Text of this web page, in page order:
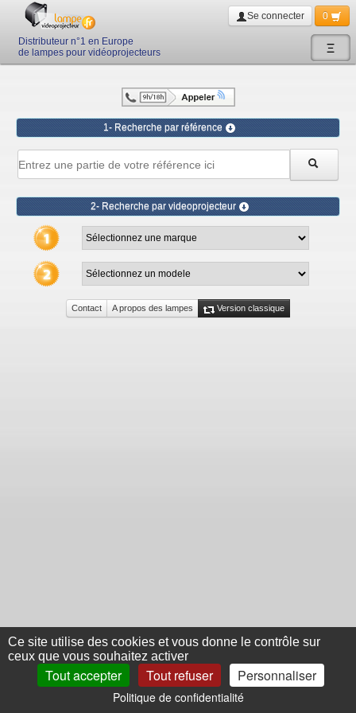
Ξ
Distributeur n°1 en Europe
de lampes pour vidéoprojecteurs
Se connecter 0
1- Recherche par référence
2- Recherche par videoprojecteur
Contact A propos des lampes Version classique
Ce site utilise des cookies et vous donne le contrôle sur
ceux que vous souhaitez activer
Tout accepter Tout refuser Personnaliser
Politique de confidentialité